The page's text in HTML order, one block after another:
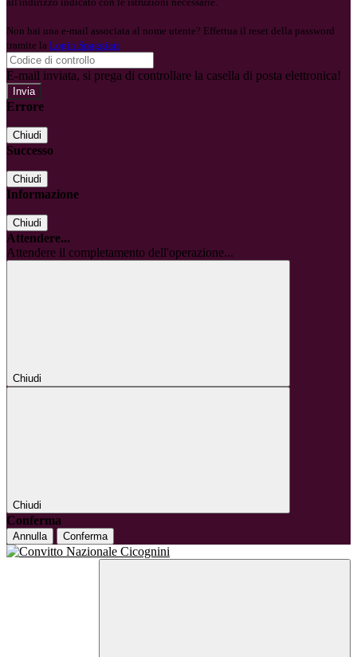
Non hai una e-mail associata al nome utente? Effettua il reset della password
tramite la Login Spaggiari
E-mail inviata, si prega di controllare la casella di posta elettronica!
Errore
Chiudi
Successo
Chiudi
Informazione
Chiudi
Attendere...
Attendere il completamento dell'operazione...
Chiudi
Chiudi
Conferma
Annulla Conferma